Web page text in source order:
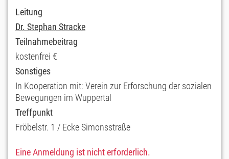
Leitung
Dr. Stephan Stracke
Teilnahmebeitrag
kostenfrei €
Sonstiges
In Kooperation mit: Verein zur Erforschung der sozialen
Bewegungen im Wuppertal
Treffpunkt
Fröbelstr. 1 / Ecke Simonsstraße
Eine Anmeldung ist nicht erforderlich.